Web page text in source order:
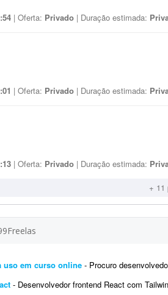
| Oferta: Privado | Duração estimada:
| Oferta: Privado | Duração estimada:
| Oferta: Privado | Duração estimada:
+ 11
uso em curso online - Procuro desenvolvedor para fazer
- Desenvolvedor frontend React com Tailwind CSS.